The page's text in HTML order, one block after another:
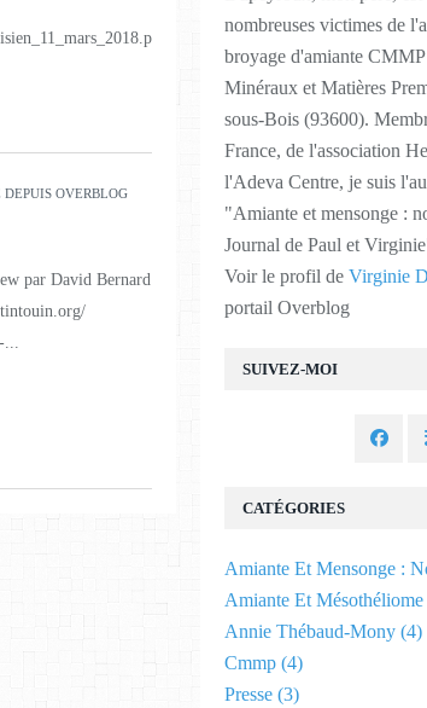
DEPUIS OVERBLOG
par David Bernard
SUIVEZ-MOI
nombreuses victimes de
broyage d'amiante
Minéraux et Matières
sous-Bois (93600).
France, de l'association
l'Adeva Centre, je suis
"Amiante et mensonge :
Journal de Paul et
Voir le profil de Virginie
portail Overblog
CATÉGORIES
Amiante Et Mensonge :
Amiante Et Mésothéliome
Annie Thébaud-Mony (4)
Cmmp (4)
Presse (3)